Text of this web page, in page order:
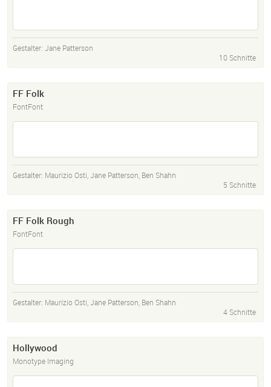
Gestalter: Jane Patterson
10 Schnitte
FF Folk
FontFont
Gestalter: Maurizio Osti,Jane Patterson, Ben Shahn
5 Schnitte
FF Folk Rough
FontFont
Gestalter: Maurizio Osti,Jane Patterson, Ben Shahn
4 Schnitte
Hollywood
Monotype Imaging